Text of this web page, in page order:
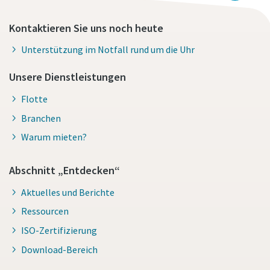
Kontaktieren Sie uns noch heute
Unterstützung im Notfall rund um die Uhr
Unsere Dienstleistungen
Flotte
Branchen
Warum mieten?
Abschnitt „Entdecken“
Aktuelles und Berichte
Ressourcen
ISO-Zertifizierung
Download-Bereich